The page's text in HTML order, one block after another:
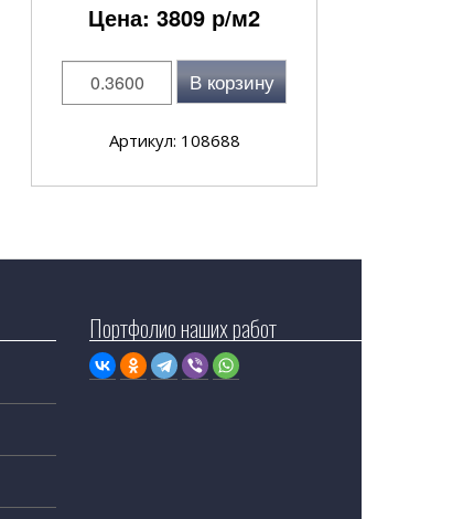
Цена: 3809 р/м2
В корзину
Артикул: 108688
Портфолио наших работ